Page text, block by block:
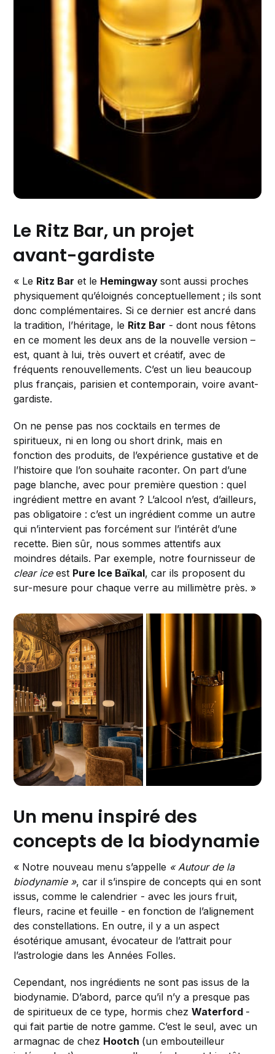
Le Ritz Bar, un projet
avant-gardiste
« Le Ritz Bar et le Hemingwaysont aussi proches
physiquement qu’éloignés conceptuellement ; ils sont
donc complémentaires. Si ce dernier est ancré dans
la tradition, l’héritage, le Ritz Bar - dont nous fêtons
en ce moment les deux ans de la nouvelle version –
est, quant à lui, très ouvert et créatif, avec de
fréquents renouvellements. C’est un lieu beaucoup
plus français, parisien et contemporain, voire avant-
gardiste.
On ne pense pas nos cocktails en termes de
spiritueux, ni en long ou short drink, mais en
fonction des produits, de l’expérience gustative et de
l’histoire que l’on souhaite raconter. On part d’une
page blanche, avec pour première question : quel
ingrédient mettre en avant ? L’alcool n’est, d’ailleurs,
pas obligatoire : c’est un ingrédient comme un autre
qui n’intervient pas forcément sur l’intérêt d’une
recette. Bien sûr, nous sommes attentifs aux
moindres détails. Par exemple, notre fournisseur de
clear iceest Pure Ice Baïkal, car ils proposent du
sur-mesure pour chaque verre au millimètre près. »
Un menu inspiré des
concepts de la biodynamie
« Notre nouveau menu s’appelle « Autour de la
biodynamie », car il s’inspire de concepts qui en sont
issus, comme le calendrier - avec les jours fruit,
fleurs, racine et feuille - en fonction de l’alignement
des constellations. En outre, il y a un aspect
ésotérique amusant, évocateur de l’attrait pour
l’astrologie dans les Années Folles.
Cependant, nos ingrédients ne sont pas issus de la
biodynamie. D’abord, parce qu’il n’y a presque pas
de spiritueux de ce type, hormis chezWaterford -
qui fait partie de notre gamme. C’est le seul, avec un
armagnac de chez Hootch (un embouteilleur